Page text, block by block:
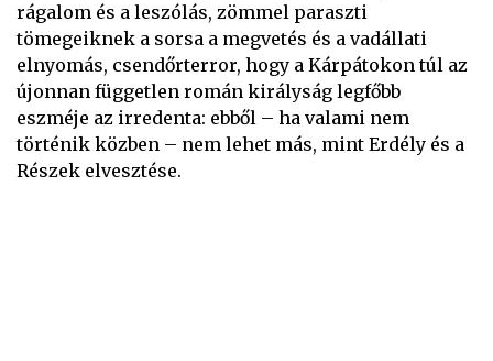
rágalom és a leszólás, zömmel paraszti
tömegeiknek a sorsa a megvetés és a vadállati
elnyomás, csendőrterror, hogy a Kárpátokon túl az
újonnan független román királyság legfőbb
eszméje az irredenta: ebből – ha valami nem
történik közben – nem lehet más, mint Erdély és a
Részek elvesztése.